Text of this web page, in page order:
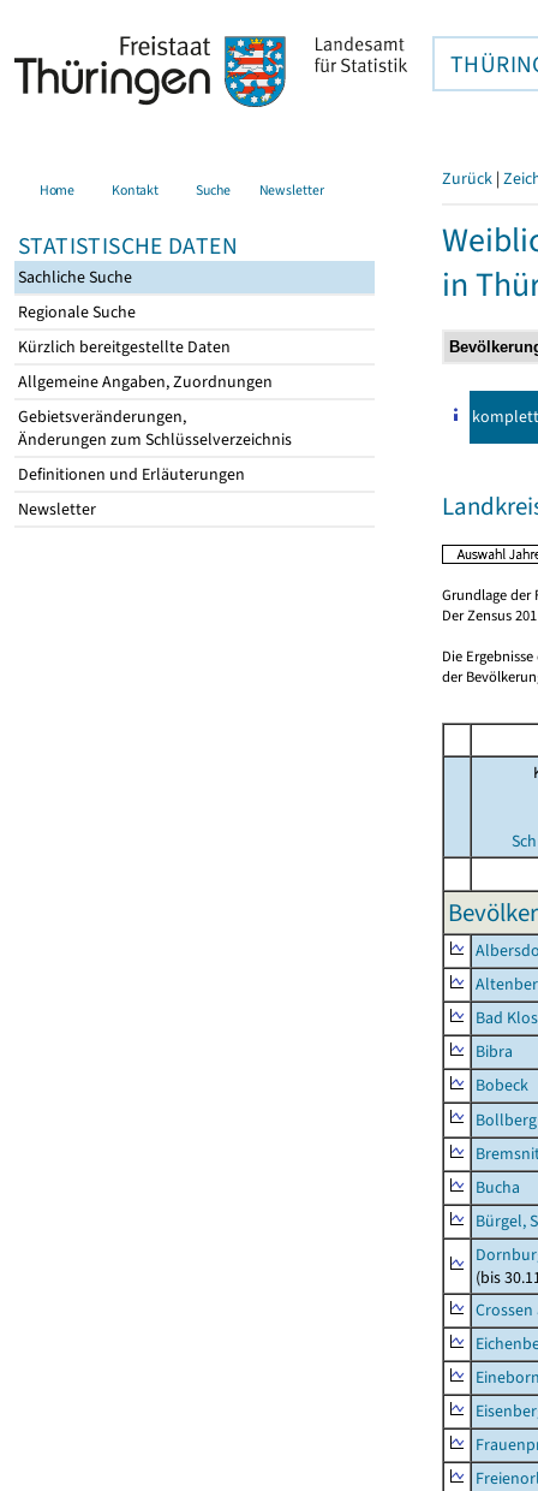
Home Kontakt Suche Newsletter
STATISTISCHE DATEN
Sachliche Suche
Regionale Suche
Kürzlich bereitgestellte Daten
Allgemeine Angaben, Zuordnungen
Gebietsveränderungen,
Änderungen zum Schlüsselverzeichnis
Definitionen und Erläuterungen
Newsletter
Zurück |
in
komplett
Grundlage der
Der Zensus
Die
der
Bad
Bibra
Bobeck
Bollberg
Bucha
Bürgel,
(bis